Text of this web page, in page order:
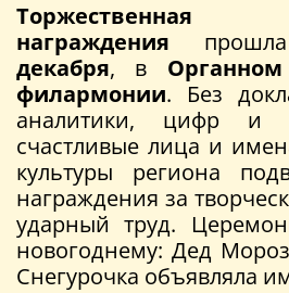
Торжественная
награждения
декабря, в
филармонии. Без
аналитики, цифр и
счастливые лица и
культуры региона
награждения за
ударный труд.
новогоднему: Дед
Снегурочка объявляла